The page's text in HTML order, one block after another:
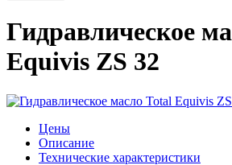
Гидравлическое
Equivis ZS 32
Цены
Описание
Технические характеристики